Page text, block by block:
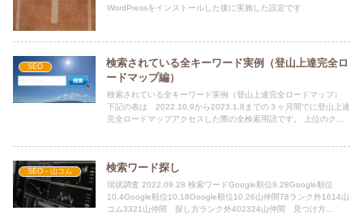
WordPressをインストールした後に実施した設定です
SEO
検索されている全キーワード実例（登山上達完全ロ
ードマップ編）
検索されている全キーワード実例（登山上達完全ロードマップ）
下記の表は 2022.10.9から2023.1.8までの３ヶ月間でに登山上達
完全ロードマップアクセスした際の全検索用語です。 上位のクエ
SEO - 山コム 検索ワード探し
現状調査 2022.09.28 検索ワードGoogle順位9.28Google順位
10.4Google順位10.18Google順位10.26山仲間78ランク外1614山
コム3321山仲間 探し方ランク外402324山仲間 見つけ方...